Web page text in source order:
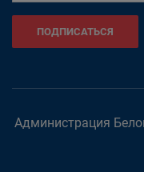
ПОДПИСАТЬСЯ
Администрация